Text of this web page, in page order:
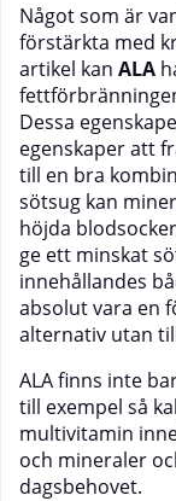
Något som är
förstärkta med
artikel kan ALA
Dessa
egenskaper att
till en bra
sötsug kan
höjda
ge ett minskat
innehållandes
absolut vara en
alternativ utan
ALA finns inte
till exempel så
multivitamin
och mineraler
dagsbehovet.